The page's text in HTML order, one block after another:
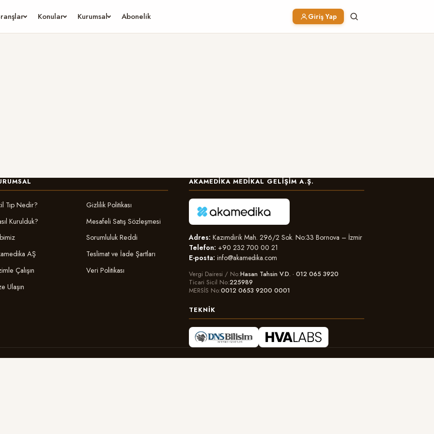
Konular Kurumsal Abonelik Giriş Yap
Tıp Nedir?
Kurulduk?
AŞ
Çalışın
Ulaşın
Gizlilik Politikası
Mesafeli Satış Sözleşmesi
Sorumluluk Reddi
Teslimat ve İade Şartları
Veri Politikası
AKAMEDIKA MEDIKAL GELIŞIM A.Ş.
Adres: Kazımdirik Mah. 296/2 Sok. No:33 Bornova – İzmir
Telefon: +90 232 700 00 21
E-posta: info@akamedika.com
Vergi Dairesi / No Hasan Tahsin V.D. · 012 065 3920
Ticari Sicil No 225989
MERSİS No 0012 0653 9200 0001
TEKNIK